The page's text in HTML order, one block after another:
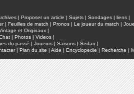
| Proposer un article | Sujets | Sondages | liens |
| Feuilles de match | Pronos | Le joueur du match |
et Originaux |
| Photos | Videos |
du passé | Joueurs | Saisons | Sedan |
| Plan du site | Aide | Encyclopedie | Recherche |